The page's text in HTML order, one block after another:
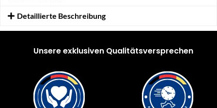
Detaillierte Beschreibung
Unsere exklusiven Qualitätsversprechen